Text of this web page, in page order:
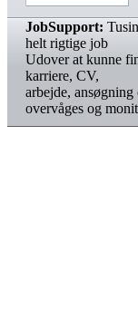
JobSupport:
helt rigtige job
Udover at kunne
karriere, CV,
arbejde,
overvåges og